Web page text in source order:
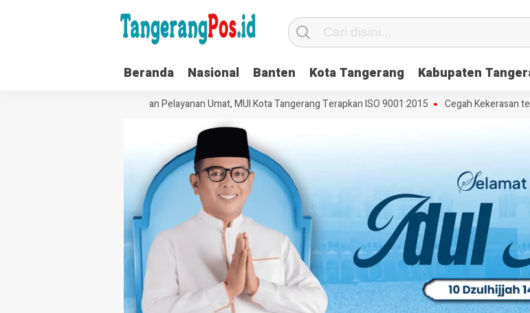
Beranda Nasional Banten Kota Tangerang Kabupaten
Tata Kelola Organisasi dan Pelayanan Umat, MUI Kota Tangerang Terapkan ISO 9001:2015 Cegah Kekerasan